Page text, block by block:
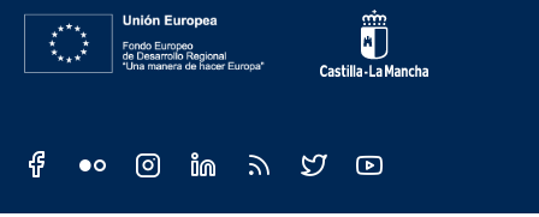
Redes sociales JCCM